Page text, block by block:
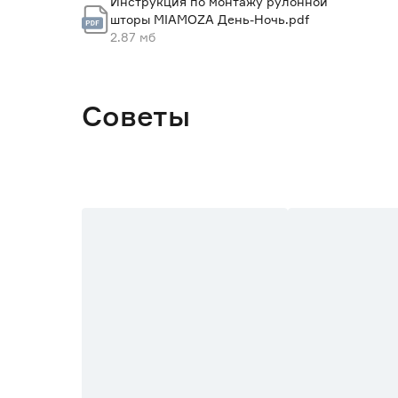
Вес брутто (кг)
шторы MIAMOZA День-Ночь.pdf
2.87 мб
Советы